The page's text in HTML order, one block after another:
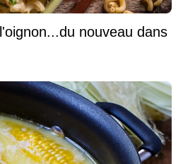
nouveau dans